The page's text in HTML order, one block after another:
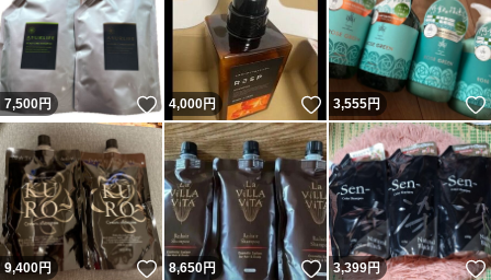
7,500円 いいね！
4,000円 いいね！
3,555円
9,400円 いいね！
8,650円 いいね！
3,399円